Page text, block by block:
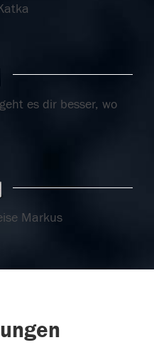
es dir besser, wo
Markus